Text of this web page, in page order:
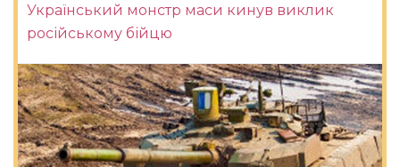
Український монстр маси кинув виклик
російському бійцю